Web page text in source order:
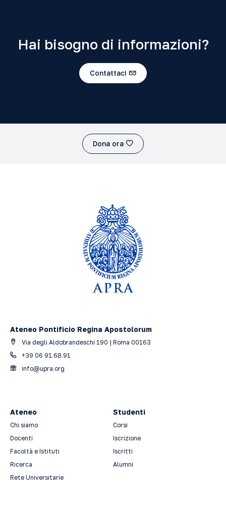
Hai bisogno di informazioni?
Contattaci
Dona ora
Ateneo Pontificio Regina Apostolorum
Via degli Aldobrandeschi 190 | Roma 00163
+39 06 91.68.91
info@upra.org
Ateneo
Chi siamo
Docenti
Facoltà e Istituti
Ricerca
Rete Universitarie
Studenti
Corsi
Iscrizione
Iscritti
Alumni